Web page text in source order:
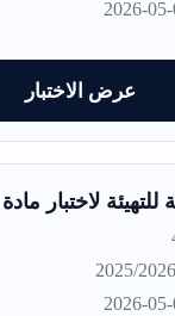
عرض الاختبار
لاختبار مادة